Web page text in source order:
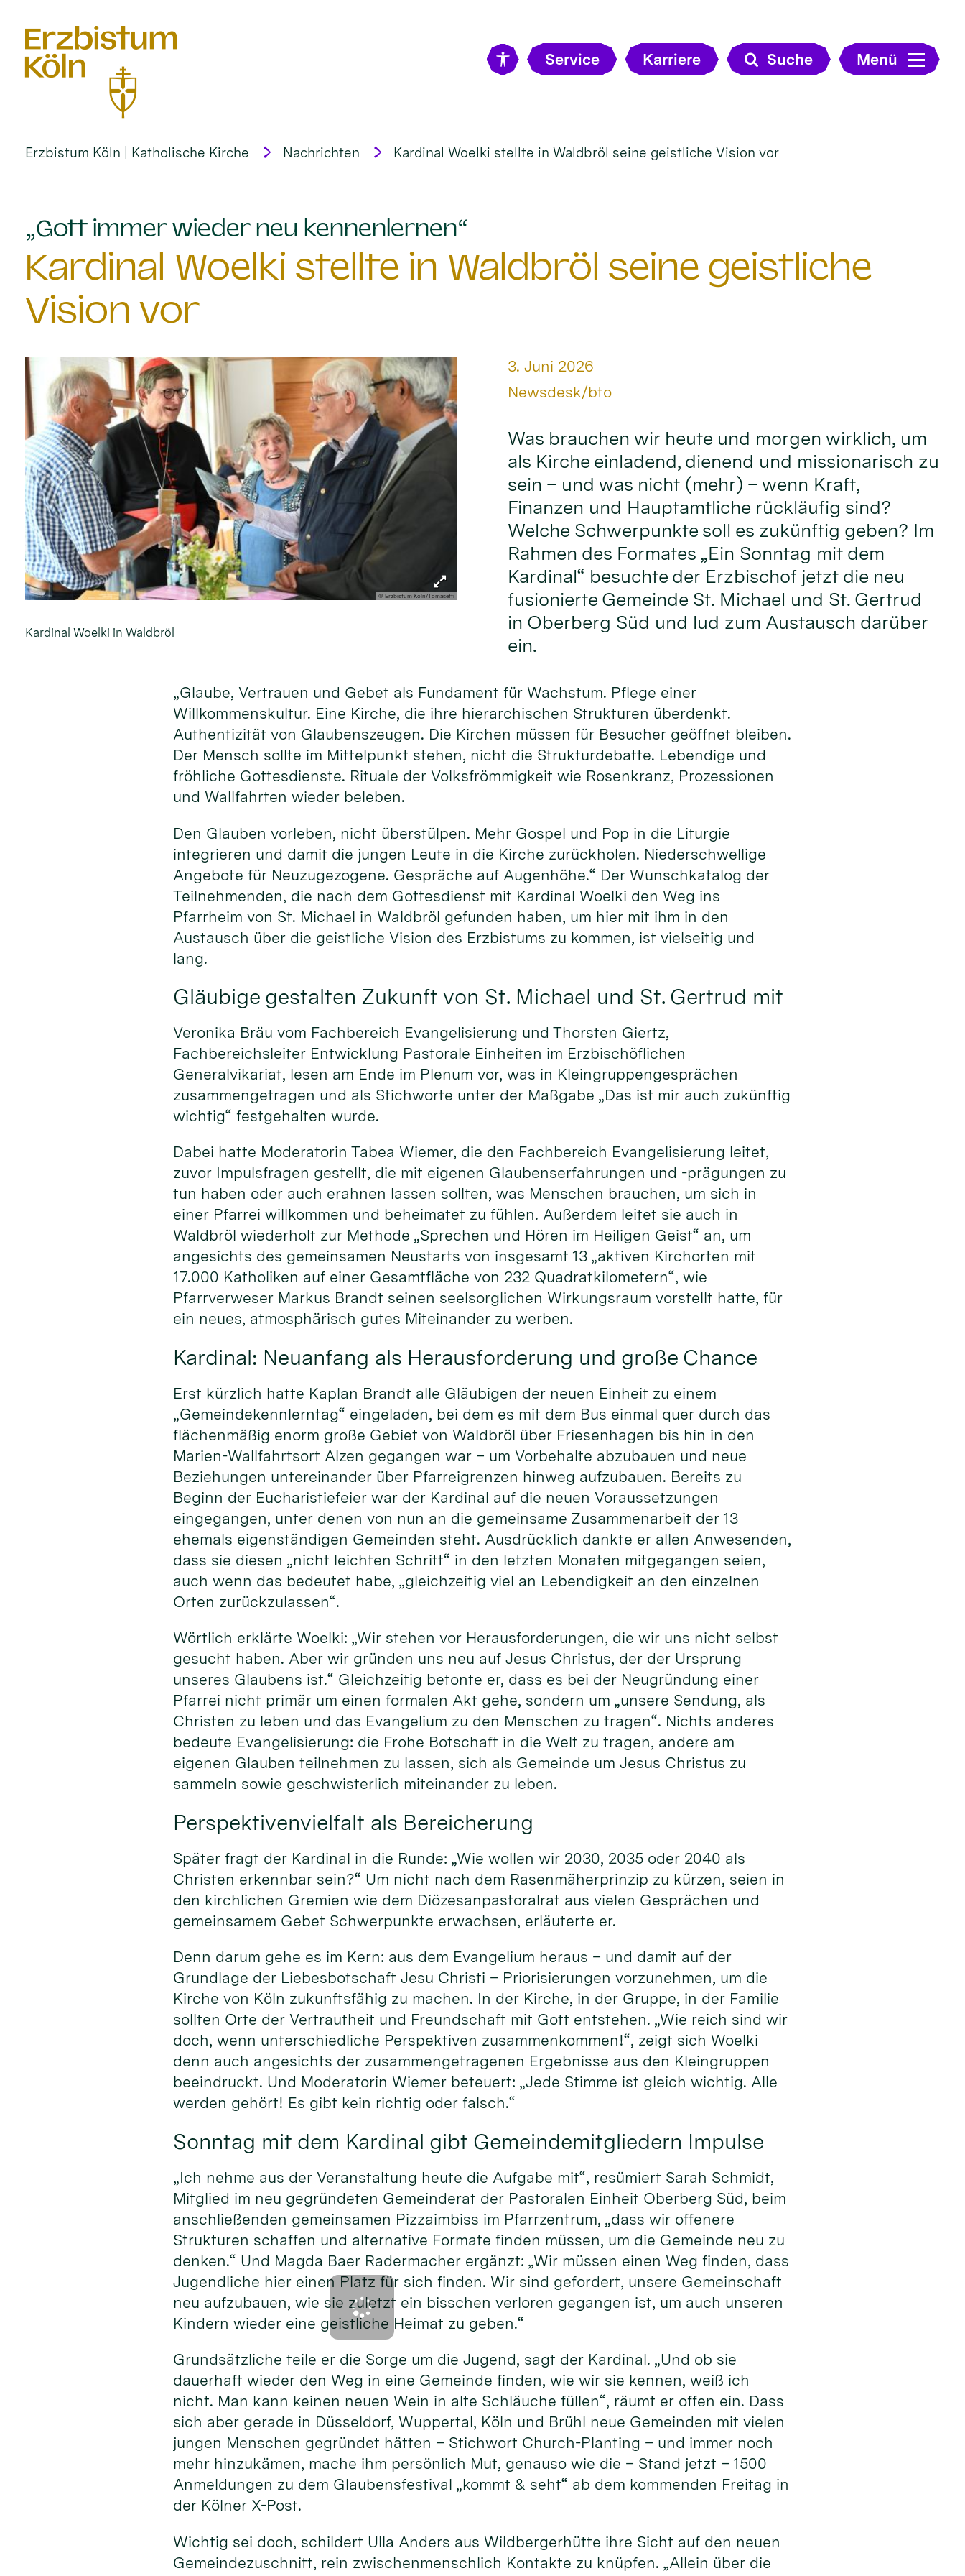
Service Karriere Suche Menü
Erzbistum Köln | Katholische Kirche Nachrichten Kardinal Woelki stellte in Waldbröl seine geistliche Vision vor
„Gott immer wieder neu kennenlernen“
Kardinal Woelki stellte in Waldbröl seine geistliche
Vision vor
© Erzbistum Köln/Tomasetti
Kardinal Woelki in Waldbröl
Datum:
3. Juni 2026
Von:
Newsdesk/bto
Was brauchen wir heute und morgen wirklich, um
als Kirche einladend, dienend und missionarisch zu
sein – und was nicht (mehr) – wenn Kraft,
Finanzen und Hauptamtliche rückläufig sind?
Welche Schwerpunkte soll es zukünftig geben? Im
Rahmen des Formates „Ein Sonntag mit dem
Kardinal“ besuchte der Erzbischof jetzt die neu
fusionierte Gemeinde St. Michael und St. Gertrud
in Oberberg Süd und lud zum Austausch darüber
ein.
„Glaube, Vertrauen und Gebet als Fundament für Wachstum. Pflege einer
Willkommenskultur. Eine Kirche, die ihre hierarchischen Strukturen überdenkt.
Authentizität von Glaubenszeugen. Die Kirchen müssen für Besucher geöffnet bleiben.
Der Mensch sollte im Mittelpunkt stehen, nicht die Strukturdebatte. Lebendige und
fröhliche Gottesdienste. Rituale der Volksfrömmigkeit wie Rosenkranz, Prozessionen
und Wallfahrten wieder beleben.
Den Glauben vorleben, nicht überstülpen. Mehr Gospel und Pop in die Liturgie
integrieren und damit die jungen Leute in die Kirche zurückholen. Niederschwellige
Angebote für Neuzugezogene. Gespräche auf Augenhöhe.“ Der Wunschkatalog der
Teilnehmenden, die nach dem Gottesdienst mit Kardinal Woelki den Weg ins
Pfarrheim von St. Michael in Waldbröl gefunden haben, um hier mit ihm in den
Austausch über die geistliche Vision des Erzbistums zu kommen, ist vielseitig und
lang.
Gläubige gestalten Zukunft von St. Michael und St. Gertrud mit
Veronika Bräu vom Fachbereich Evangelisierung und Thorsten Giertz,
Fachbereichsleiter Entwicklung Pastorale Einheiten im Erzbischöflichen
Generalvikariat, lesen am Ende im Plenum vor, was in Kleingruppengesprächen
zusammengetragen und als Stichworte unter der Maßgabe „Das ist mir auch zukünftig
wichtig“ festgehalten wurde.
Dabei hatte Moderatorin Tabea Wiemer, die den Fachbereich Evangelisierung leitet,
zuvor Impulsfragen gestellt, die mit eigenen Glaubenserfahrungen und -prägungen zu
tun haben oder auch erahnen lassen sollten, was Menschen brauchen, um sich in
einer Pfarrei willkommen und beheimatet zu fühlen. Außerdem leitet sie auch in
Waldbröl wiederholt zur Methode „Sprechen und Hören im Heiligen Geist“ an, um
angesichts des gemeinsamen Neustarts von insgesamt 13 „aktiven Kirchorten mit
17.000 Katholiken auf einer Gesamtfläche von 232 Quadratkilometern“, wie
Pfarrverweser Markus Brandt seinen seelsorglichen Wirkungsraum vorstellt hatte, für
ein neues, atmosphärisch gutes Miteinander zu werben.
Kardinal: Neuanfang als Herausforderung und große Chance
Erst kürzlich hatte Kaplan Brandt alle Gläubigen der neuen Einheit zu einem
„Gemeindekennlerntag“ eingeladen, bei dem es mit dem Bus einmal quer durch das
flächenmäßig enorm große Gebiet von Waldbröl über Friesenhagen bis hin in den
Marien-Wallfahrtsort Alzen gegangen war – um Vorbehalte abzubauen und neue
Beziehungen untereinander über Pfarreigrenzen hinweg aufzubauen. Bereits zu
Beginn der Eucharistiefeier war der Kardinal auf die neuen Voraussetzungen
eingegangen, unter denen von nun an die gemeinsame Zusammenarbeit der 13
ehemals eigenständigen Gemeinden steht. Ausdrücklich dankte er allen Anwesenden,
dass sie diesen „nicht leichten Schritt“ in den letzten Monaten mitgegangen seien,
auch wenn das bedeutet habe, „gleichzeitig viel an Lebendigkeit an den einzelnen
Orten zurückzulassen“.
Wörtlich erklärte Woelki: „Wir stehen vor Herausforderungen, die wir uns nicht selbst
gesucht haben. Aber wir gründen uns neu auf Jesus Christus, der der Ursprung
unseres Glaubens ist.“ Gleichzeitig betonte er, dass es bei der Neugründung einer
Pfarrei nicht primär um einen formalen Akt gehe, sondern um „unsere Sendung, als
Christen zu leben und das Evangelium zu den Menschen zu tragen“. Nichts anderes
bedeute Evangelisierung: die Frohe Botschaft in die Welt zu tragen, andere am
eigenen Glauben teilnehmen zu lassen, sich als Gemeinde um Jesus Christus zu
sammeln sowie geschwisterlich miteinander zu leben.
Perspektivenvielfalt als Bereicherung
Später fragt der Kardinal in die Runde: „Wie wollen wir 2030, 2035 oder 2040 als
Christen erkennbar sein?“ Um nicht nach dem Rasenmäherprinzip zu kürzen, seien in
den kirchlichen Gremien wie dem Diözesanpastoralrat aus vielen Gesprächen und
gemeinsamem Gebet Schwerpunkte erwachsen, erläuterte er.
Denn darum gehe es im Kern: aus dem Evangelium heraus – und damit auf der
Grundlage der Liebesbotschaft Jesu Christi – Priorisierungen vorzunehmen, um die
Kirche von Köln zukunftsfähig zu machen. In der Kirche, in der Gruppe, in der Familie
sollten Orte der Vertrautheit und Freundschaft mit Gott entstehen. „Wie reich sind wir
doch, wenn unterschiedliche Perspektiven zusammenkommen!“, zeigt sich Woelki
denn auch angesichts der zusammengetragenen Ergebnisse aus den Kleingruppen
beeindruckt. Und Moderatorin Wiemer beteuert: „Jede Stimme ist gleich wichtig. Alle
werden gehört! Es gibt kein richtig oder falsch.“
Sonntag mit dem Kardinal gibt Gemeindemitgliedern Impulse
„Ich nehme aus der Veranstaltung heute die Aufgabe mit“, resümiert Sarah Schmidt,
Mitglied im neu gegründeten Gemeinderat der Pastoralen Einheit Oberberg Süd, beim
anschließenden gemeinsamen Pizzaimbiss im Pfarrzentrum, „dass wir offenere
Strukturen schaffen und alternative Formate finden müssen, um die Gemeinde neu zu
denken.“ Und Magda Baer Radermacher ergänzt: „Wir müssen einen Weg finden, dass
Jugendliche hier einen Platz für sich finden. Wir sind gefordert, unsere Gemeinschaft
neu aufzubauen, wie sie zuletzt ein bisschen verloren gegangen ist, um auch unseren
Kindern wieder eine geistliche Heimat zu geben.“
Grundsätzliche teile er die Sorge um die Jugend, sagt der Kardinal. „Und ob sie
dauerhaft wieder den Weg in eine Gemeinde finden, wie wir sie kennen, weiß ich
nicht. Man kann keinen neuen Wein in alte Schläuche füllen“, räumt er offen ein. Dass
sich aber gerade in Düsseldorf, Wuppertal, Köln und Brühl neue Gemeinden mit vielen
jungen Menschen gegründet hätten – Stichwort Church-Planting – und immer noch
mehr hinzukämen, mache ihm persönlich Mut, genauso wie die – Stand jetzt – 1500
Anmeldungen zu dem Glaubensfestival „kommt & seht“ ab dem kommenden Freitag in
der Kölner X-Post.
Wichtig sei doch, schildert Ulla Anders aus Wildbergerhütte ihre Sicht auf den neuen
Gemeindezuschnitt, rein zwischenmenschlich Kontakte zu knüpfen. „Allein über die